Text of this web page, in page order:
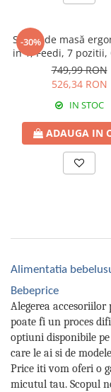
-30%
Scaun de masă
in 1, Feedi, 7 pozitii,
749,99 RON
526,34 RON
IN STOC
ADAUGA IN
Alimentatia
Bebeprice
Alegerea
poate fi un proces
optiuni disponibile
care le ai si de
Price iti vom oferi o
micutul tau. Scopul